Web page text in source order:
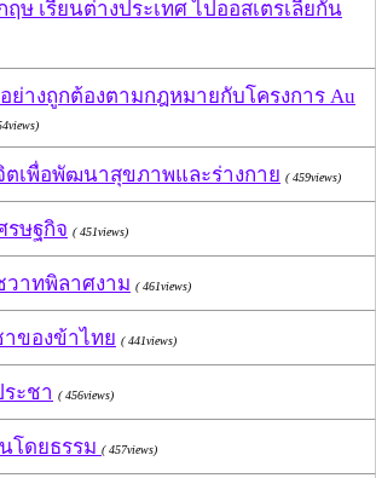
ฤษ เรียนต่างประเทศ ไปออสเตรเลียกัน
ย่างถูกต้องตามกฎหมายกับโครงการ Au
เพื่อพัฒนาสุขภาพและร่างกาย ( 459views)
รษฐกิจ ( 451views)
าทพิลาศงาม ( 461views)
าของข้าไทย ( 441views)
ะชา ( 456views)
โดยธรรม ( 457views)